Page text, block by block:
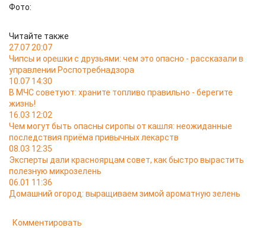
Фото:
Читайте также
27.07 20:07
Чипсы и орешки с друзьями: чем это опасно - рассказали в
управлении Роспотребнадзора
10.07 14:30
В МЧС советуют: храните топливо правильно - берегите
жизнь!
16.03 12:02
Чем могут быть опасны сиропы от кашля: неожиданные
последствия приёма привычных лекарств
08.03 12:35
Эксперты дали красноярцам совет, как быстро вырастить
полезную микрозелень
06.01 11:36
Домашний огород: выращиваем зимой ароматную зелень
Комментировать